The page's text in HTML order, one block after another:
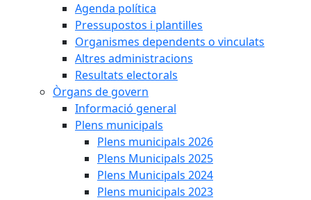
Agenda política
Pressupostos i plantilles
Organismes dependents o vinculats
Altres administracions
Resultats electorals
Òrgans de govern
Informació general
Plens municipals
Plens municipals 2026
Plens Municipals 2025
Plens Municipals 2024
Plens municipals 2023